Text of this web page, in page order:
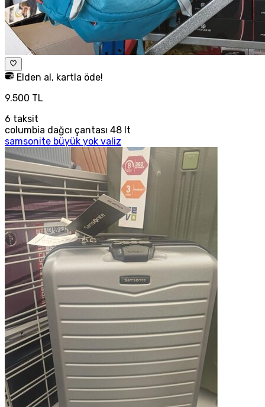
Elden al, kartla öde!
9.500 TL
6 taksit
columbia dağcı çantası 48 lt
samsonite büyük yok valiz